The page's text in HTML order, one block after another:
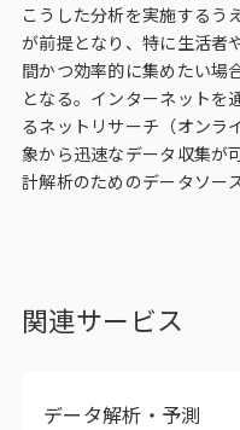
こうした分析を実施するう
が前提となり、特に生活者
間かつ効率的に集めたい場
となる。インターネットを
るネットリサーチ（オンラ
象から迅速なデータ収集が
計解析のためのデータソー
関連サービス
データ解析・予測